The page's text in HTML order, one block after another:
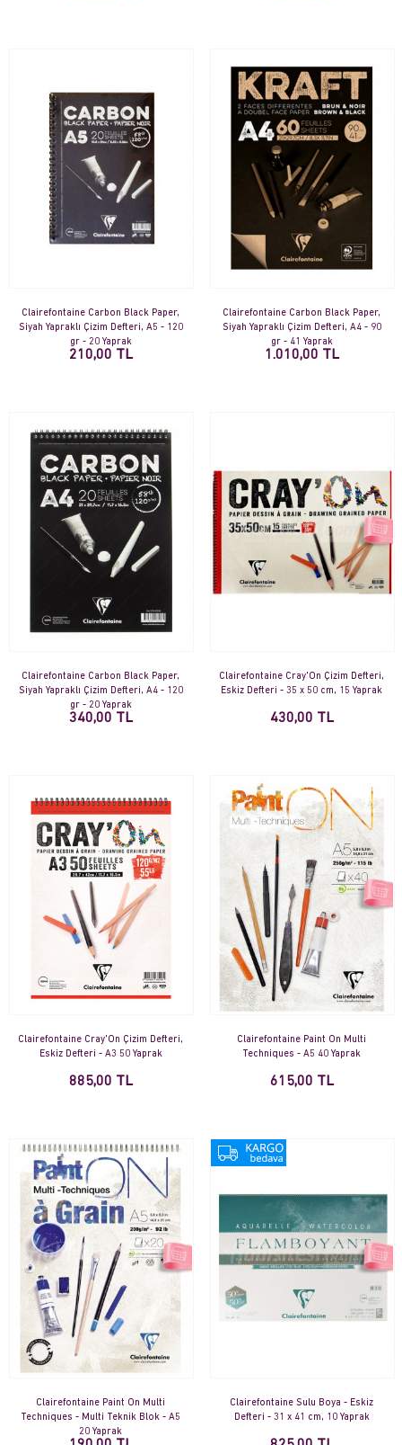
Clairefontaine Carbon Black Paper,
Siyah Yapraklı Çizim Defteri, A5 - 120
gr - 20 Yaprak
210,00 TL
Clairefontaine Carbon Black Paper,
Siyah Yapraklı Çizim Defteri, A4 - 90
gr - 41 Yaprak
1.010,00 TL
Clairefontaine Carbon Black Paper,
Siyah Yapraklı Çizim Defteri, A4 - 120
gr - 20 Yaprak
340,00 TL
Clairefontaine Cray'On Çizim Defteri,
Eskiz Defteri - 35 x 50 cm, 15 Yaprak
430,00 TL
Clairefontaine Cray'On Çizim Defteri,
Eskiz Defteri - A3 50 Yaprak
885,00 TL
Clairefontaine Paint On Multi
Techniques - A5 40 Yaprak
615,00 TL
Clairefontaine Paint On Multi
Techniques - Multi Teknik Blok - A5
20 Yaprak
Clairefontaine Sulu Boya - Eskiz
Defteri - 31 x 41 cm, 10 Yaprak